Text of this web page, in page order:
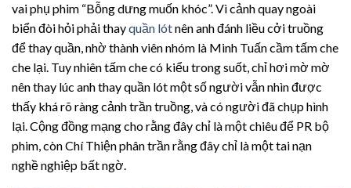
vai phụ phim “Bỗng dưng muốn khóc”. Vì cảnh quay ngoài
biển đòi hỏi phải thayquần lótnên anh đánh liều cởi truồng
để thay quần, nhờ thành viên nhóm là Minh Tuấn cầm tấm che
che lại. Tuy nhiên tấm che có kiểu trong suốt, chỉ hơi mờ mờ
nên thay lúc anh thay quần lót một số người vẫn nhìn được
thấy khá rõ ràng cảnh trần truồng, và có người đã chụp hình
lại. Cộng đồng mạng cho rằng đây chỉ là một chiêu để PR bộ
phim, còn Chí Thiện phân trần rằng đây chỉ là một tai nạn
nghề nghiệp bất ngờ.